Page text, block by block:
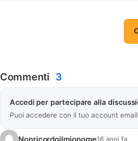
Commenti 3
Accedi per partecipare alla
Puoi accedere con il tuo account
Nonricordoilmionome16 anni fa